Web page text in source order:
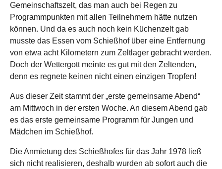
Gemeinschaftszelt, das man auch bei Regen zu
Programmpunkten mit allen Teilnehmern hätte nutzen
können. Und da es auch noch kein Küchenzelt gab
musste das Essen vom Schießhof über eine Entfernung
von etwa acht Kilometern zum Zeltlager gebracht werden.
Doch der Wettergott meinte es gut mit den Zeltenden,
denn es regnete keinen nicht einen einzigen Tropfen!
Aus dieser Zeit stammt der „erste gemeinsame Abend“
am Mittwoch in der ersten Woche. An diesem Abend gab
es das erste gemeinsame Programm für Jungen und
Mädchen im Schießhof.
Die Anmietung des Schießhofes für das Jahr 1978 ließ
sich nicht realisieren, deshalb wurden ab sofort auch die